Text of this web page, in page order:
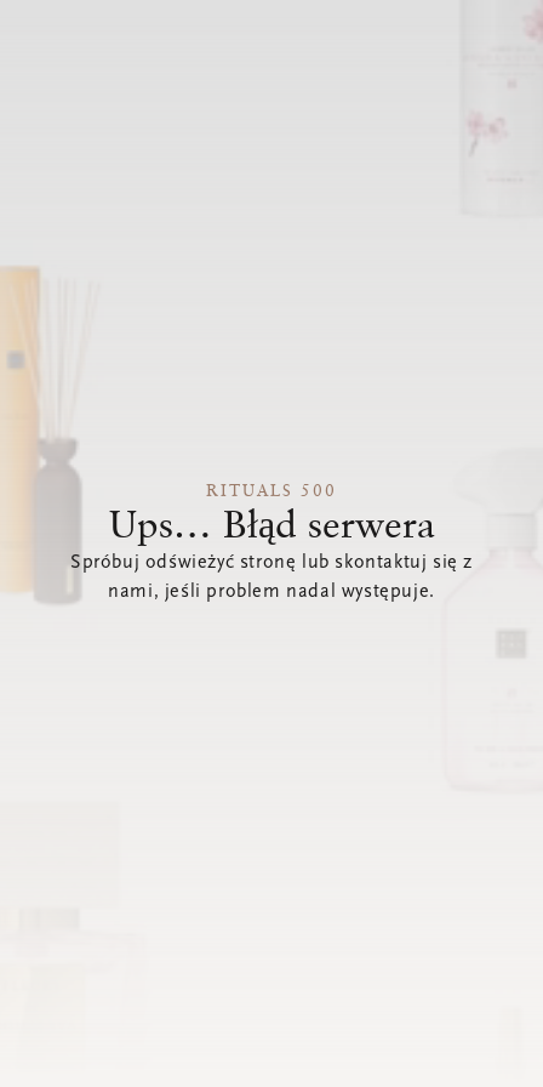
RITUALS 500
Ups… Błąd serwera
Spróbuj odświeżyć stronę lub skontaktuj się z
nami, jeśli problem nadal występuje.